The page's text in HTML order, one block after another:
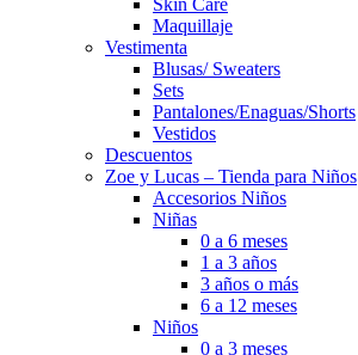
Skin Care
Maquillaje
Vestimenta
Blusas/ Sweaters
Sets
Pantalones/Enaguas/Shorts
Vestidos
Descuentos
Zoe y Lucas – Tienda para Niños
Accesorios Niños
Niñas
0 a 6 meses
1 a 3 años
3 años o más
6 a 12 meses
Niños
0 a 3 meses